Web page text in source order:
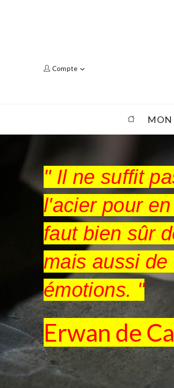
Compte
" Il ne suffit
l'acier pour
faut bien sûr
mais aussi
émotions. "
Erwan de